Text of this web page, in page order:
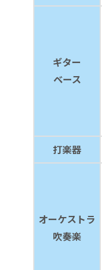
ギター
ベース
打楽器
オーケストラ
吹奏楽